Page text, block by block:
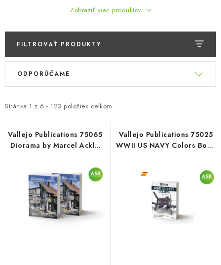
Zobraziť viac produktov
FILTROVAŤ PRODUKTY
V
i
p
Stránka 1 z 6 - 123 položiek celkom
R
e
e
ODPORÚČAME
Vallejo Publications 75065
Diorama by Marcel Ackle
Vallejo Publications 75025
WWII US NAVY Colors Book